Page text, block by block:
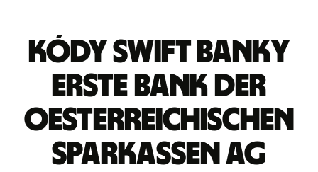
Kódy Swift banky
ERSTE BANK DER
OESTERREICHISCHEN
SPARKASSEN AG